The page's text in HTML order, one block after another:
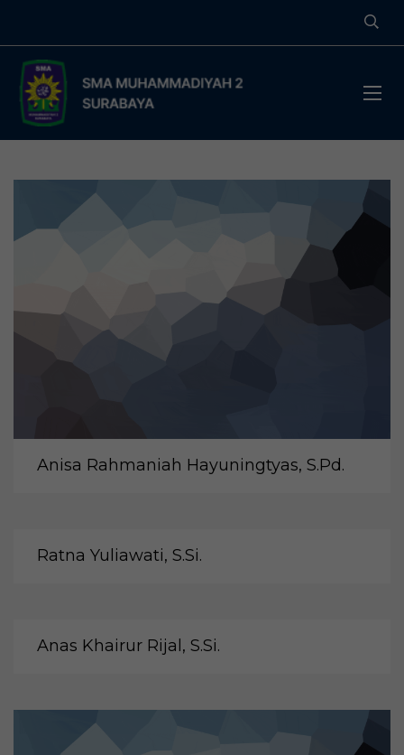
Anisa Rahmaniah Hayuningtyas, S.Pd.
Ratna Yuliawati, S.Si.
Anas Khairur Rijal, S.Si.